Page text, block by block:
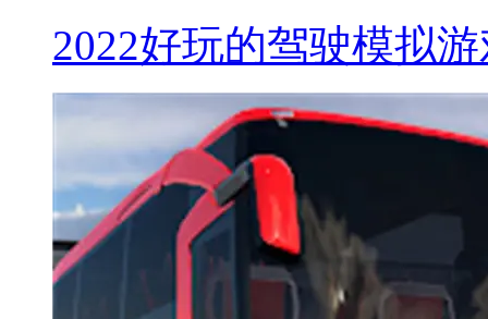
2022好玩的驾驶模拟